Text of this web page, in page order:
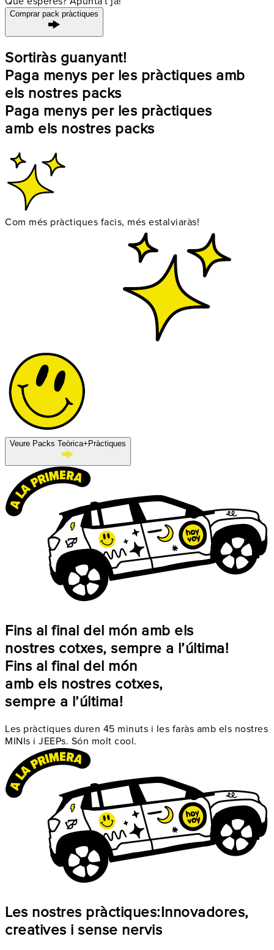
Comprar pack pràctiques
Sortiràs guanyant!
Paga menys per les pràctiques amb
els nostres packs
Paga menys per les pràctiques
amb els nostres packs
Com més pràctiques facis, més estalviaràs!
Veure Packs Teòrica+Pràctiques
Fins al final del món amb els
nostres cotxes, sempre a l’última!
Fins al final del món
amb els nostres cotxes,
sempre a l’última!
Les pràctiques duren 45 minuts i les faràs amb els nostres
MINIs i JEEPs. Són molt cool.
Les nostres pràctiques:Innovadores,
creatives i sense nervis